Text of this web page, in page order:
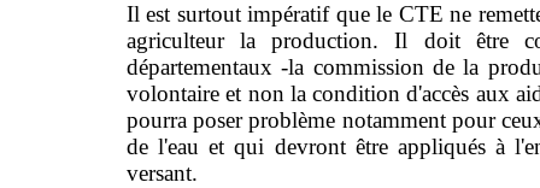
Il est surtout impératif que le CTE ne
agriculteur la production. Il doit être
départementaux -la commission de la
volontaire et non la condition d'accès aux
pourra poser problème notamment pour
de l'eau et qui devront être appliqués à
versant.